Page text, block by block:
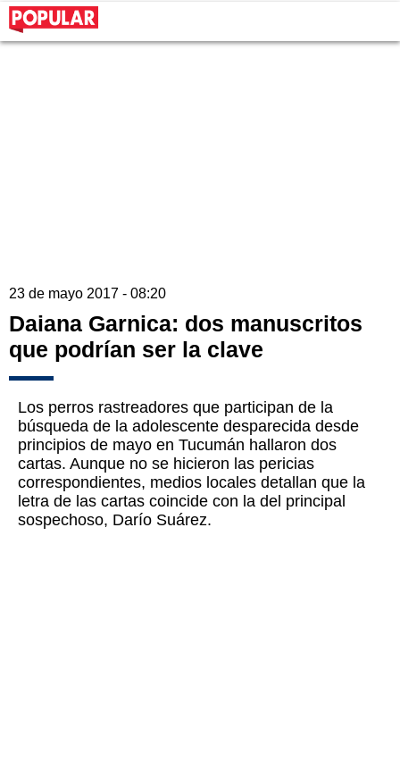
23 de mayo 2017 - 08:20
Daiana Garnica: dos manuscritos
que podrían ser la clave
Los perros rastreadores que participan de la
búsqueda de la adolescente desparecida desde
principios de mayo en Tucumán hallaron dos
cartas. Aunque no se hicieron las pericias
correspondientes, medios locales detallan que la
letra de las cartas coincide con la del principal
sospechoso, Darío Suárez.